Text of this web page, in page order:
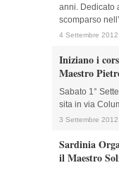
anni. Dedicato
scomparso
4 Settembre 2012
Iniziano i
Maestro
Sabato 1°
sita in via
3 Settembre 2012
Sardinia
il Maestro